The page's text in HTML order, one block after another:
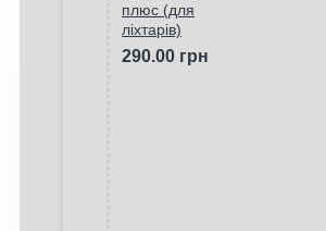
плюс (для
ліхтарів)
290.00 грн